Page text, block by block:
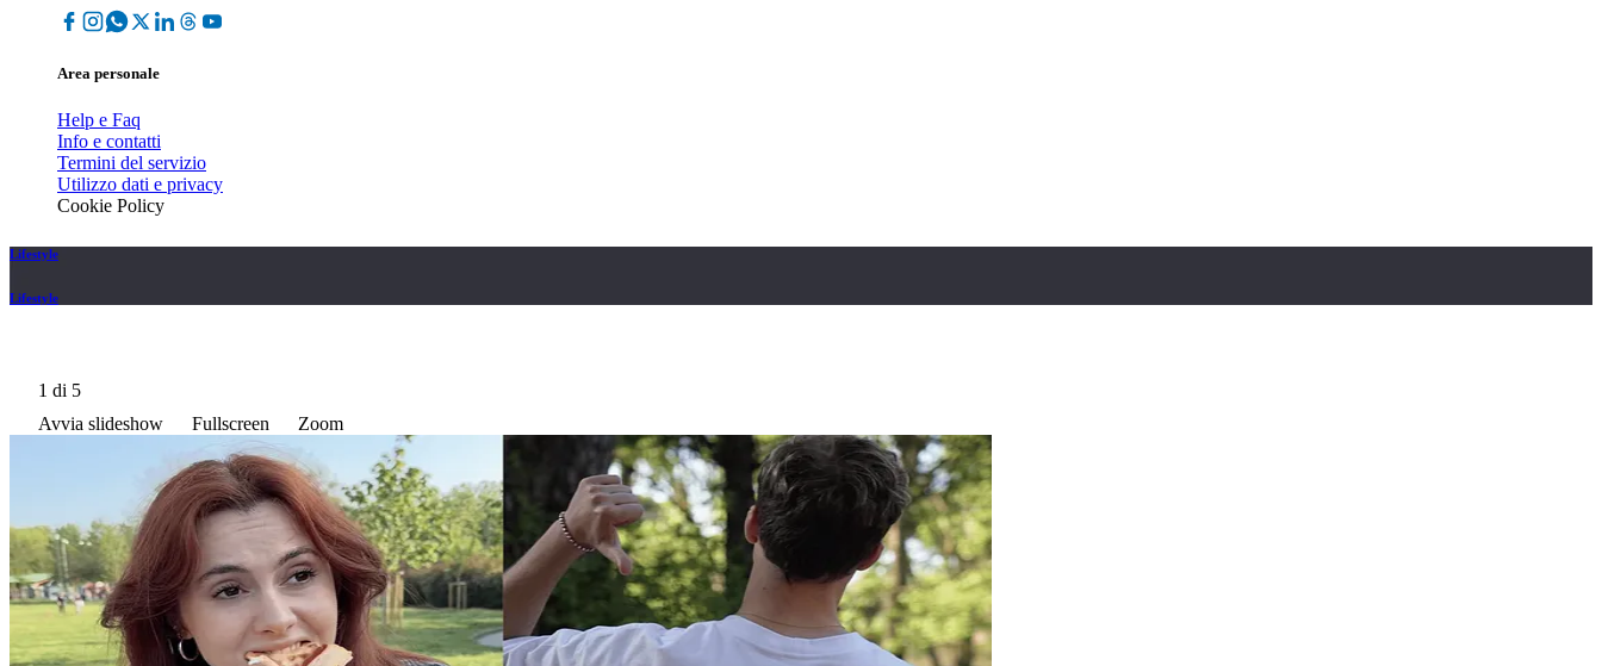
Area personale
Help e Faq
Info e contatti
Termini del servizio
Utilizzo dati e privacy
Cookie Policy
Lifestyle
Lifestyle
1 di 5
Avvia slideshow
Fullscreen Zoom